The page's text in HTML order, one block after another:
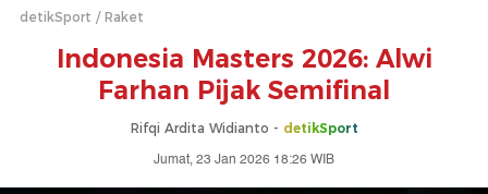
detikSport Raket
Indonesia Masters 2026: Alwi
Farhan Pijak Semifinal
Rifqi Ardita Widianto - detikSport
Jumat, 23 Jan 2026 18:26 WIB